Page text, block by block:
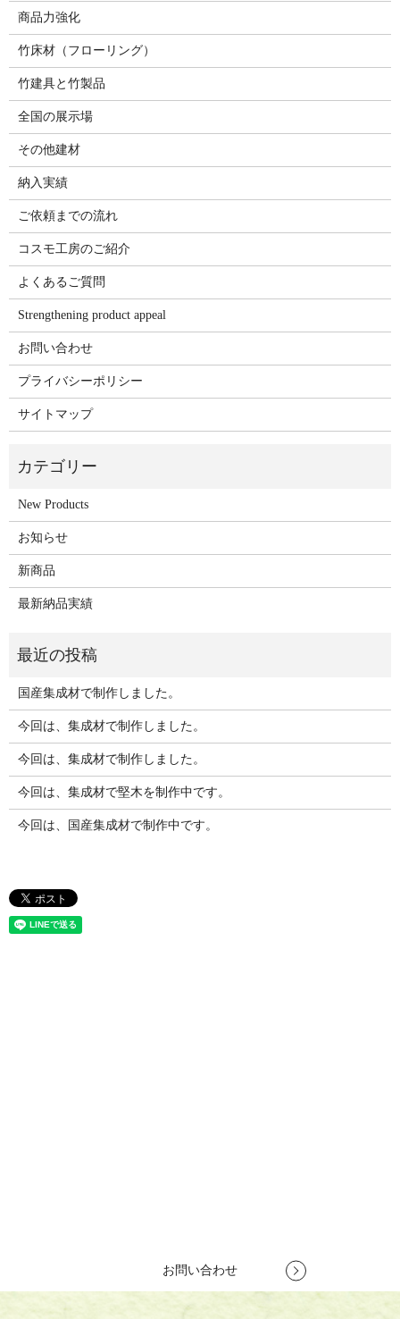
商品力強化
竹床材（フローリング）
竹建具と竹製品
全国の展示場
その他建材
納入実績
ご依頼までの流れ
コスモ工房のご紹介
よくあるご質問
Strengthening product appeal
お問い合わせ
プライバシーポリシー
サイトマップ
New Products
お知らせ
新商品
最新納品実績
国産集成材で制作しました。
今回は、集成材で制作しました。
今回は、集成材で制作しました。
今回は、集成材で堅木を制作中です。
今回は、国産集成材で制作中です。
お問い合わせ